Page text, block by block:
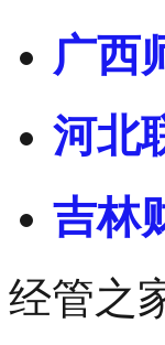
广西
河北
吉林
经管之